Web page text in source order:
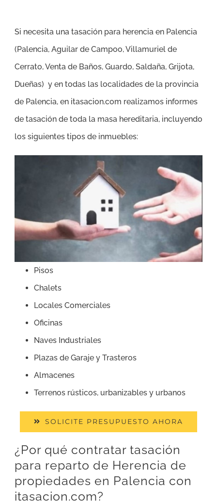
Si necesita una tasación para herencia en Palencia
(Palencia, Aguilar de Campoo, Villamuriel de
Cerrato, Venta de Baños, Guardo, Saldaña, Grijota,
Dueñas) y en todas las localidades de la provincia
de Palencia, en itasacion.com realizamos informes
de tasación de toda la masa hereditaria, incluyendo
los siguientes tipos de inmuebles:
Pisos
Chalets
Locales Comerciales
Oficinas
Naves Industriales
Plazas de Garaje y Trasteros
Almacenes
Terrenos rústicos, urbanizables y urbanos
SOLICITE PRESUPUESTO AHORA
¿Por qué contratar tasación
para reparto de Herencia de
propiedades en Palencia con
itasacion.com?